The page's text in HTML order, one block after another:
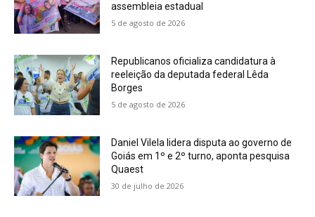
assembleia estadual
5 de agosto de 2026
Republicanos oficializa candidatura à
reeleição da deputada federal Lêda
Borges
5 de agosto de 2026
Daniel Vilela lidera disputa ao governo de
Goiás em 1º e 2º turno, aponta pesquisa
Quaest
30 de julho de 2026